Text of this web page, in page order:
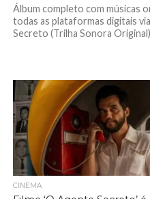
Álbum completo com músicas
todas as plataformas digitais
Secreto (Trilha Sonora
CINEMA